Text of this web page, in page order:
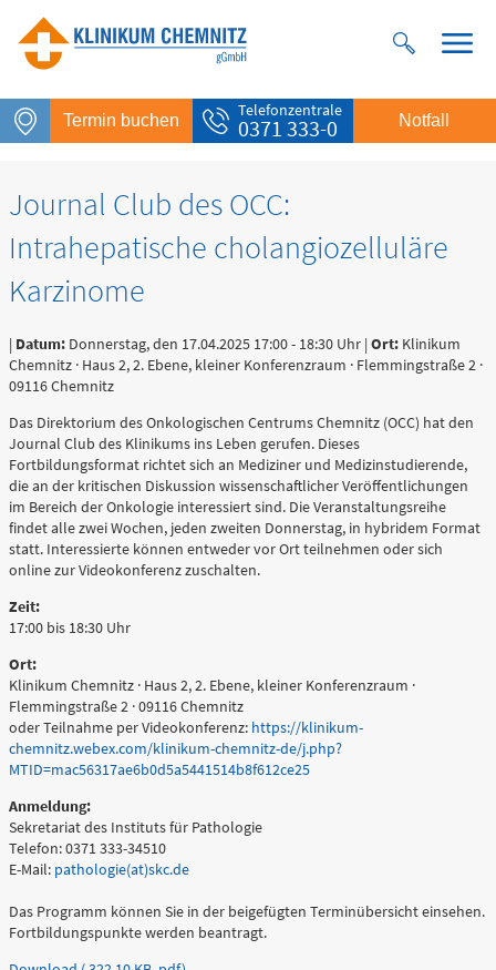
Termin buchen
Telefonzentrale
0371 333-0 Notfall
Notfall
Rettungsdienst
112
Giftnotruf
0361 730730
Ärztlicher Bereitschaftsdienst
Psychiatrische Notfallaufnahme
Dresdner Straße 178
Für Erwachsene:
0371 - 333 12600
(Haus 2)
0371 - 333 12200
(Haus 8)
Journal Club des OCC:
Intrahepatische cholangiozelluläre
Karzinome
| Datum: Donnerstag, den 17.04.2025 17:00 - 18:30 Uhr | Ort: Klinikum
Chemnitz · Haus 2, 2. Ebene, kleiner Konferenzraum · Flemmingstraße 2 ·
09116 Chemnitz
Das Direktorium des Onkologischen Centrums Chemnitz (OCC) hat den
Journal Club des Klinikums ins Leben gerufen. Dieses
Fortbildungsformat richtet sich an Mediziner und Medizinstudierende,
die an der kritischen Diskussion wissenschaftlicher Veröffentlichungen
im Bereich der Onkologie interessiert sind. Die Veranstaltungsreihe
findet alle zwei Wochen, jeden zweiten Donnerstag, in hybridem Format
statt. Interessierte können entweder vor Ort teilnehmen oder sich
online zur Videokonferenz zuschalten.
Zeit:
17:00 bis 18:30 Uhr
Ort:
Klinikum Chemnitz · Haus 2, 2. Ebene, kleiner Konferenzraum ·
Flemmingstraße 2 · 09116 Chemnitz
oder Teilnahme per Videokonferenz: https://klinikum-
chemnitz.webex.com/klinikum-chemnitz-de/j.php?
MTID=mac56317ae6b0d5a5441514b8f612ce25
Anmeldung:
Sekretariat des Instituts für Pathologie
Telefon: 0371 333-34510
E-Mail: pathologie(at)skc.de
Das Programm können Sie in der beigefügten Terminübersicht einsehen.
Fortbildungspunkte werden beantragt.